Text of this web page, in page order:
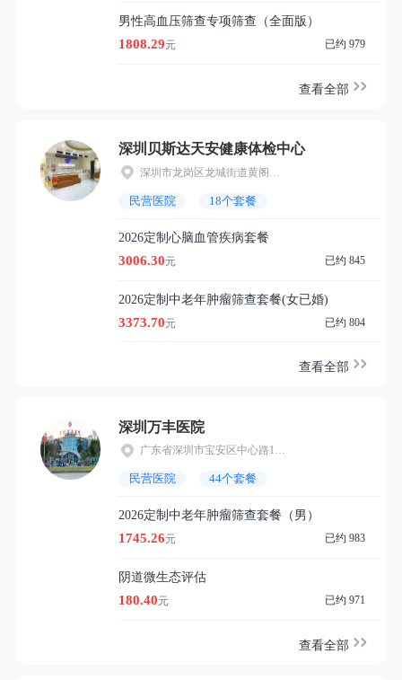
男性高血压筛查专项筛查（全面版）
1808.29元 已约 979
查看全部
深圳贝斯达天安健康体检中心
民营医院 18个套餐
2026定制心脑血管疾病套餐
3006.30元 已约 845
2026定制中老年肿瘤筛查套餐(女已婚)
3373.70元 已约 804
查看全部
深圳万丰医院
广东省深圳市宝安区中心路11号
民营医院 44个套餐
2026定制中老年肿瘤筛查套餐（男）
1745.26元 已约 983
阴道微生态评估
180.40元 已约 971
查看全部